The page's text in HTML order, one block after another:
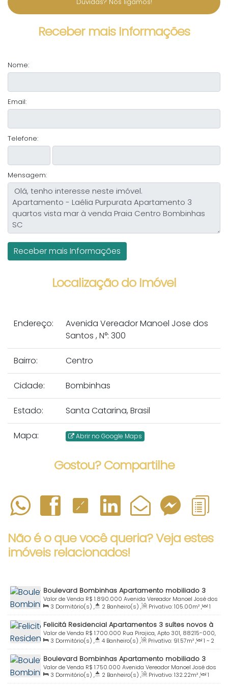
Dúvidas? Nós ligamos!
Receber mais Informações
Nome:
Email:
Telefone:
Mensagem:
Localização do Imóvel
Endereço:
Avenida Vereador Manoel Jose dos
Santos , N°: 300
Bairro: Centro
Cidade: Bombinhas
Estado: Santa Catarina, Brasil
Mapa: Abrir no Google Maps
Gostou? Compartilhe
Não é o que você queria? Veja estes
imóveis relacionados!
Boulevard Bombinhas Apartamento mobiliado 3
quartos à venda Praia Bombinhas
R$ 1.890.000
Valor de Venda
Avenida Vereador Manoel José dos
Santos, 551, 88215-000, Centro, Bombinhas, Santa Catarina,
Brasil
3 Dormitório(s) , 2 Banheiro(s) , Privativo:105.00m²,
1
Sala(s) , 1 Suíte(s), Total:145.00m² , 1 Vaga(s) ,
Útil:
105.00~ 105.03m²
Felicitá Residencial Apartamentos 3 suítes novos à
venda Praia Centro Bombinhas SC
R$ 1.700.000
Valor de Venda
Rua Pirajica, Apto 301, 88215-000,
Centro, Bombinhas, Santa Catarina, Brasil
3 Dormitório(s) , 4 Banheiro(s) , Privativo: 91.57m²,
1 ~ 2
Sala(s) , 3 Suíte(s), Total:110.00m² , 2 Vaga(s) ,
Útil:
91.57m²
Boulevard Bombinhas Apartamento mobiliado 3
quartos à venda Praia Bombinhas SC
R$ 1.750.000
Valor de Venda
Avenida Vereador Manoel José dos
Santos, 551, Apto. 107 - Bloco B, 88215-000, Centro, Bombinhas,
3 Dormitório(s) , 2 Banheiro(s) , Privativo:132.22m²,
1